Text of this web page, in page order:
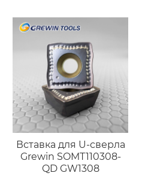
Вставка для U-сверла
Grewin SOMT110308-
QD GW1308